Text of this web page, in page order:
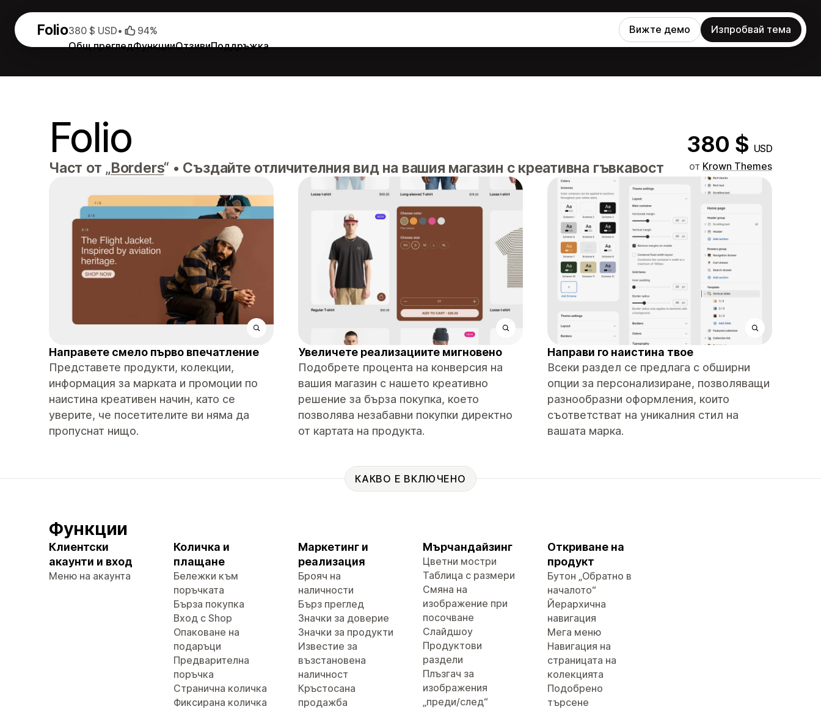
Folio
Общ прегледФункцииОтзивиПоддръжка
380 $ USD• 94% Вижте демо Изпробвай тема
Folio 380 $ USD
Част от „Borders“ • Създайте отличителния вид на вашия магазин с креативна гъвкавост от Krown Themes
Направете смело първо впечатление
Представете продукти, колекции,
информация за марката и промоции по
наистина креативен начин, като се
уверите, че посетителите ви няма да
пропуснат нищо.
Увеличете реализациите мигновено
Подобрете процента на конверсия на
вашия магазин с нашето креативно
решение за бърза покупка, което
позволява незабавни покупки директно
от картата на продукта.
Направи го наистина твое
Всеки раздел се предлага с обширни
опции за персонализиране, позволяващи
разнообразни оформления, които
съответстват на уникалния стил на
вашата марка.
КАКВО Е ВКЛЮЧЕНО
Функции
Клиентски
акаунти и вход
Меню на акаунта
Количка и
плащане
Бележки към
поръчката
Бърза покупка
Вход с Shop
Опаковане на
подаръци
Предварителна
поръчка
Странична количка
Фиксирана количка
Маркетинг и
реализация
Брояч на
наличности
Бърз преглед
Значки за доверие
Значки за продукти
Известие за
възстановена
наличност
Кръстосана
продажба
Мърчандайзинг
Цветни мостри
Таблица с размери
Смяна на
изображение при
посочване
Слайдшоу
Продуктови
раздели
Плъзгач за
изображения
„преди/след“
Откриване на
продукт
Бутон „Обратно в
началото“
Йерархична
навигация
Мега меню
Навигация на
страницата на
колекцията
Подобрено
търсене